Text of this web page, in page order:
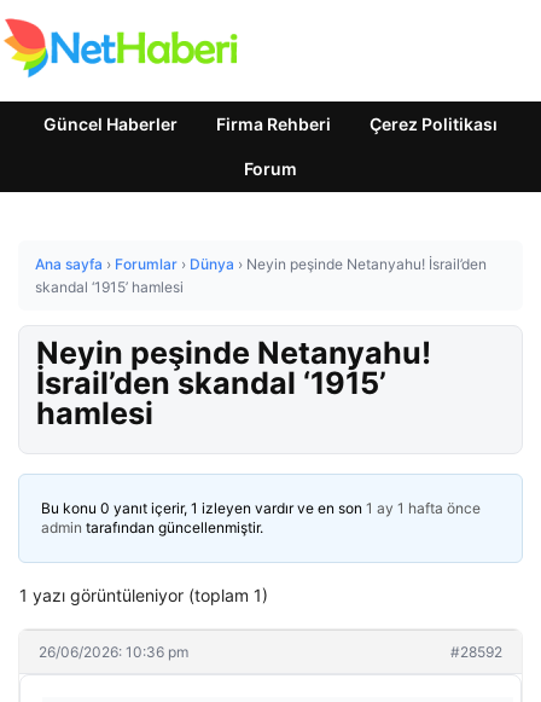
Güncel Haberler Firma Rehberi Çerez Politikası
Forum
Ana sayfa › Forumlar › Dünya › Neyin peşinde Netanyahu! İsrail’den
skandal ‘1915’ hamlesi
Neyin peşinde Netanyahu!
İsrail’den skandal ‘1915’
hamlesi
Bu konu 0 yanıt içerir, 1 izleyen vardır ve en son 1 ay 1 hafta önce
admin tarafından güncellenmiştir.
1 yazı görüntüleniyor (toplam 1)
26/06/2026: 10:36 pm #28592